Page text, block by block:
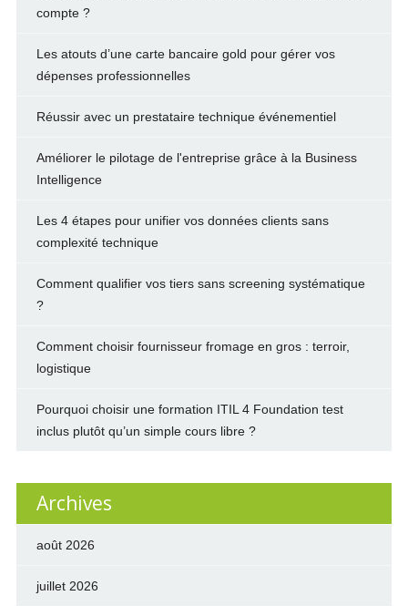
compte ?
Les atouts d’une carte bancaire gold pour gérer vos
dépenses professionnelles
Réussir avec un prestataire technique événementiel
Améliorer le pilotage de l'entreprise grâce à la Business
Intelligence
Les 4 étapes pour unifier vos données clients sans
complexité technique
Comment qualifier vos tiers sans screening systématique
?
Comment choisir fournisseur fromage en gros : terroir,
logistique
Pourquoi choisir une formation ITIL 4 Foundation test
inclus plutôt qu’un simple cours libre ?
Archives
août 2026
juillet 2026